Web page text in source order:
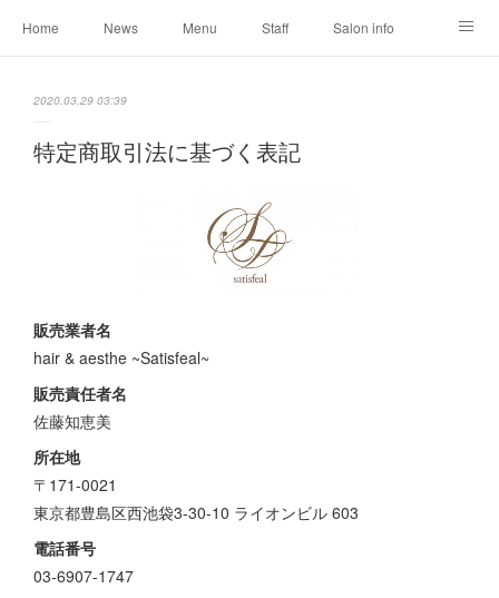
Home News Menu Staff Salon info
2020.03.29 03:39
特定商取引法に基づく表記
販売業者名
hair & aesthe ~Satisfeal~
販売責任者名
佐藤知恵美
所在地
〒171-0021
東京都豊島区西池袋3-30-10 ライオンビル 603
電話番号
03-6907-1747